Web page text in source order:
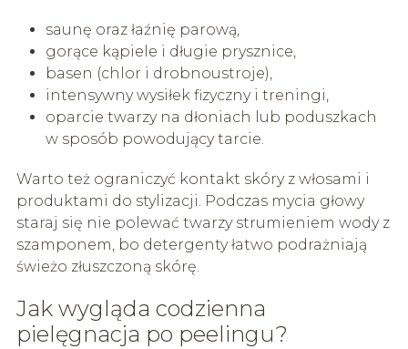
saunę oraz łaźnię parową,
gorące kąpiele i długie prysznice,
basen (chlor i drobnoustroje),
intensywny wysiłek fizyczny i treningi,
oparcie twarzy na dłoniach lub poduszkach
w sposób powodujący tarcie.
Warto też ograniczyć kontakt skóry z włosami i
produktami do stylizacji. Podczas mycia głowy
staraj się nie polewać twarzy strumieniem wody z
szamponem, bo detergenty łatwo podrażniają
świeżo złuszczoną skórę.
Jak wygląda codzienna
pielęgnacja po peelingu?